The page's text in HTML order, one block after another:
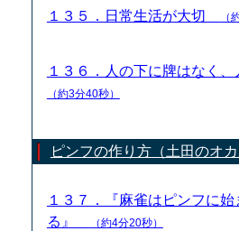
１３５．日常生活が大切 （
１３６．人の下に牌はなく
（約3分40秒）
ピンフの作り方（土田のオカ
１３７．『麻雀はピンフに
る』
（約4分20秒）